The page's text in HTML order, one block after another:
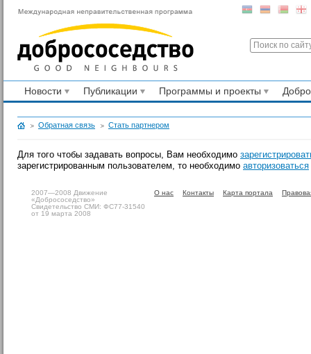
Новости Публикации Программы и проекты
Обратная связь Стать партнером
Для того чтобы задавать вопросы, Вам необходимо
зарегистрированным пользователем, то необходимо авторизоваться
О нас Контакты Карта портала
2007—2008 Движение
«Добрососедство»
Свидетельство СМИ: ФС77-31540
от 19 марта 2008